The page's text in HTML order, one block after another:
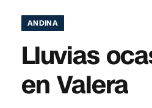
ANDINA
Lluvias
en Valera